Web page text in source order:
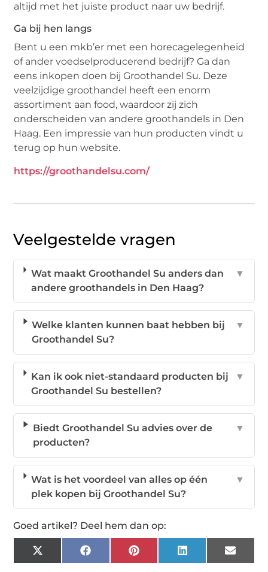
altijd met het juiste product naar uw bedrijf.
Ga bij hen langs
Bent u een mkb’er met een horecagelegenheid
of ander voedselproducerend bedrijf? Ga dan
eens inkopen doen bij Groothandel Su. Deze
veelzijdige groothandel heeft een enorm
assortiment aan food, waardoor zij zich
onderscheiden van andere groothandels in Den
Haag. Een impressie van hun producten vindt u
terug op hun website.
https://groothandelsu.com/
Veelgestelde vragen
Wat maakt Groothandel Su anders dan
andere groothandels in Den Haag?
▼
Welke klanten kunnen baat hebben bij
Groothandel Su?
▼
Kan ik ook niet-standaard producten bij
Groothandel Su bestellen?
▼
Biedt Groothandel Su advies over de
producten?
▼
Wat is het voordeel van alles op één
plek kopen bij Groothandel Su?
▼
Goed artikel? Deel hem dan op:
X
(Twitter)
FacebookPinterestLinkedIn Email